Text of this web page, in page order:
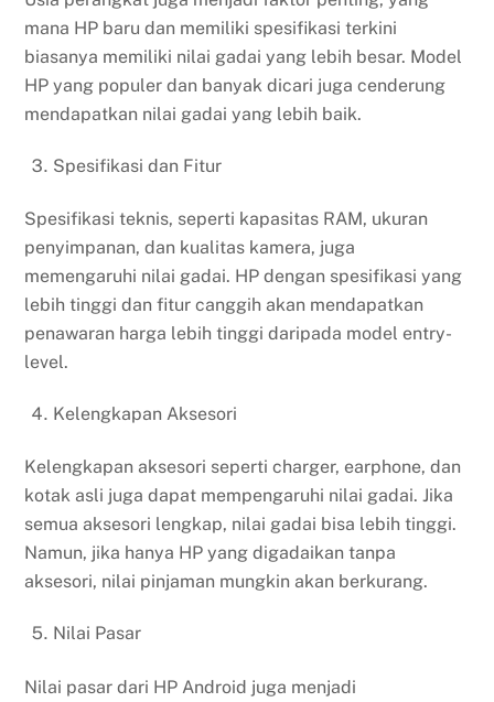
mana HP baru dan memiliki spesifikasi terkini
biasanya memiliki nilai gadai yang lebih besar. Model
HP yang populer dan banyak dicari juga cenderung
mendapatkan nilai gadai yang lebih baik.
Spesifikasi dan Fitur
Spesifikasi teknis, seperti kapasitas RAM, ukuran
penyimpanan, dan kualitas kamera, juga
memengaruhi nilai gadai. HP dengan spesifikasi yang
lebih tinggi dan fitur canggih akan mendapatkan
penawaran harga lebih tinggi daripada model entry-
level.
Kelengkapan Aksesori
Kelengkapan aksesori seperti charger, earphone, dan
kotak asli juga dapat mempengaruhi nilai gadai. Jika
semua aksesori lengkap, nilai gadai bisa lebih tinggi.
Namun, jika hanya HP yang digadaikan tanpa
aksesori, nilai pinjaman mungkin akan berkurang.
Nilai Pasar
Nilai pasar dari HP Android juga menjadi